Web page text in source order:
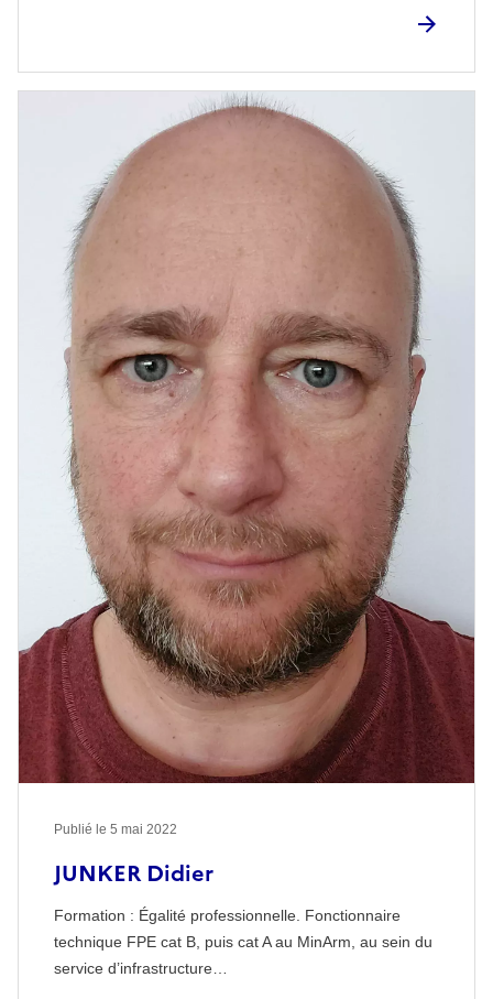
JUNKER Didier
Formation : Égalité professionnelle. Fonctionnaire
technique FPE cat B, puis cat A au MinArm, au sein du
service d’infrastructure…
Publié le 5 mai 2022